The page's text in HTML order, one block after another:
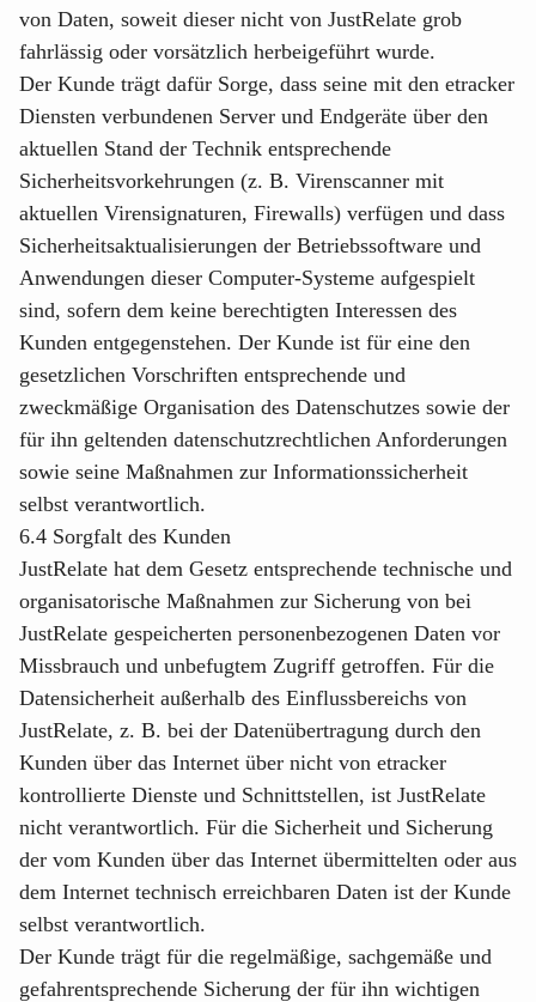
von Daten, soweit dieser nicht von JustRelate grob
fahrlässig oder vorsätzlich herbeigeführt wurde.
Der Kunde trägt dafür Sorge, dass seine mit den etracker
Diensten verbundenen Server und Endgeräte über den
aktuellen Stand der Technik entsprechende
Sicherheitsvorkehrungen (z. B. Virenscanner mit
aktuellen Virensignaturen, Firewalls) verfügen und dass
Sicherheitsaktualisierungen der Betriebssoftware und
Anwendungen dieser Computer-Systeme aufgespielt
sind, sofern dem keine berechtigten Interessen des
Kunden entgegenstehen. Der Kunde ist für eine den
gesetzlichen Vorschriften entsprechende und
zweckmäßige Organisation des Datenschutzes sowie der
für ihn geltenden datenschutzrechtlichen Anforderungen
sowie seine Maßnahmen zur Informationssicherheit
selbst verantwortlich.
6.4 Sorgfalt des Kunden
JustRelate hat dem Gesetz entsprechende technische und
organisatorische Maßnahmen zur Sicherung von bei
JustRelate gespeicherten personenbezogenen Daten vor
Missbrauch und unbefugtem Zugriff getroffen. Für die
Datensicherheit außerhalb des Einflussbereichs von
JustRelate, z. B. bei der Datenübertragung durch den
Kunden über das Internet über nicht von etracker
kontrollierte Dienste und Schnittstellen, ist JustRelate
nicht verantwortlich. Für die Sicherheit und Sicherung
der vom Kunden über das Internet übermittelten oder aus
dem Internet technisch erreichbaren Daten ist der Kunde
selbst verantwortlich.
Der Kunde trägt für die regelmäßige, sachgemäße und
gefahrentsprechende Sicherung der für ihn wichtigen